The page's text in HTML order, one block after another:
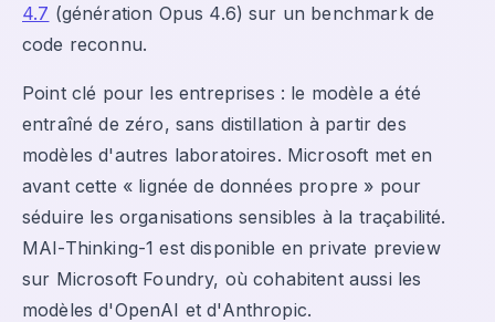
4.7 (génération Opus 4.6) sur un benchmark de
code reconnu.
Point clé pour les entreprises : le modèle a été
entraîné de zéro, sans distillation à partir des
modèles d'autres laboratoires. Microsoft met en
avant cette « lignée de données propre » pour
séduire les organisations sensibles à la traçabilité.
MAI-Thinking-1 est disponible en private preview
sur Microsoft Foundry, où cohabitent aussi les
modèles d'OpenAI et d'Anthropic.